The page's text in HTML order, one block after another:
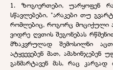
1. ზოგიერთები, უარყოფენ
სწავლებები, "არაკები თუ
რომლებიც, როგორც მოციქული
ვიდრე ღვთის შეგონებას
მზაკვრულად შემოსილნი
ატყვევებენ მათ,
განმარტავენ მას, რაც